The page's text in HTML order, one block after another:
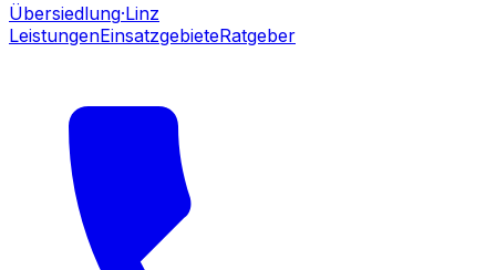
Übersiedlung·Linz
LeistungenEinsatzgebieteRatgeber